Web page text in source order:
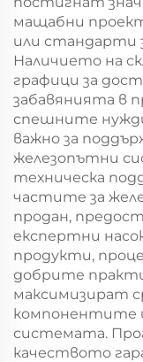
мащабни
или стандарти
Наличието на
графици за
забавянията в
спешните
важно за
железопътни
техническа
частите за
продан,
експертни
продукти,
добрите
максимизират
компонентите
системата.
качеството